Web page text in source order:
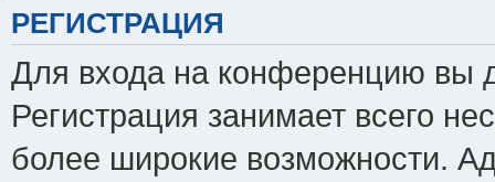
РЕГИСТРАЦИЯ
Для входа на конференцию вы
Регистрация занимает всего
более широкие возможности.